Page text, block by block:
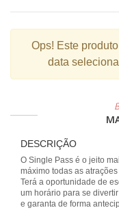
Ops! Este
data
DESCRIÇÃO
O Single Pass é o jeito
máximo todas as
Terá a oportunidade de
um horário para se
e garanta de forma